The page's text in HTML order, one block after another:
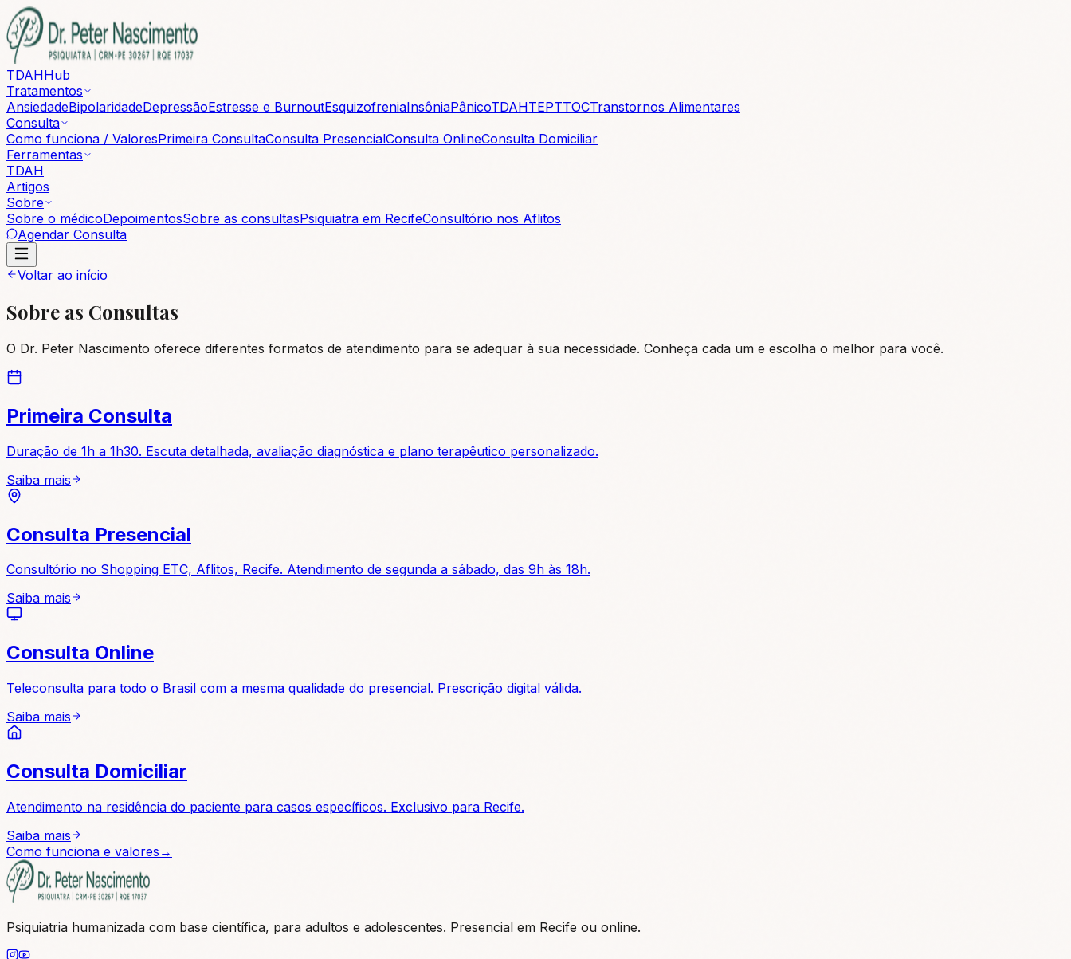
TDAHHub
Tratamentos
AnsiedadeBipolaridadeDepressãoEstresse e BurnoutEsquizofreniaInsôniaPânicoTDAHTEPTTOCTranstornos Alimentares
Consulta
Como funciona / ValoresPrimeira ConsultaConsulta PresencialConsulta OnlineConsulta Domiciliar
Ferramentas
TDAH
Artigos
Sobre
Sobre o médicoDepoimentosSobre as consultasPsiquiatra em RecifeConsultório nos Aflitos
Agendar Consulta
Voltar ao início
Sobre as Consultas
O Dr. Peter Nascimento oferece diferentes formatos de atendimento para se adequar à sua necessidade. Conheça cada um e escolha o melhor para você.
Primeira Consulta
Duração de 1h a 1h30. Escuta detalhada, avaliação diagnóstica e plano terapêutico personalizado.
Saiba mais
Consulta Presencial
Consultório no Shopping ETC, Aflitos, Recife. Atendimento de segunda a sábado, das 9h às 18h.
Saiba mais
Consulta Online
Teleconsulta para todo o Brasil com a mesma qualidade do presencial. Prescrição digital válida.
Saiba mais
Consulta Domiciliar
Atendimento na residência do paciente para casos específicos. Exclusivo para Recife.
Saiba mais
Como funciona e valores →
Psiquiatria humanizada com base científica, para adultos e adolescentes. Presencial em Recife ou online.